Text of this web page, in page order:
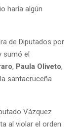
haría algún
de Diputados por
sumó el
, Paula Oliveto,
santacruceña
Vázquez
al violar el orden